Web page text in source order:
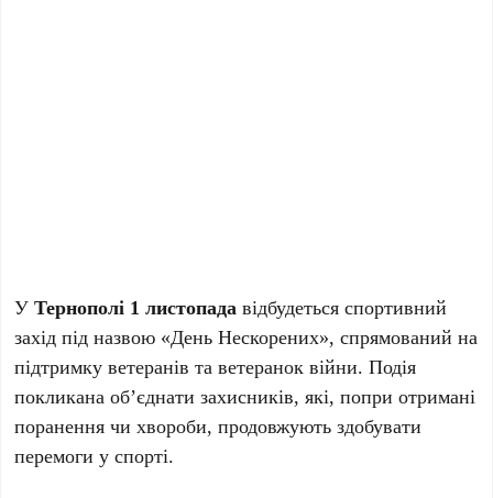
УТернополі 1 листопада відбудеться спортивний
захід під назвою «День Нескорених», спрямований на
підтримку ветеранів та ветеранок війни. Подія
покликана об’єднати захисників, які, попри отримані
поранення чи хвороби, продовжують здобувати
перемоги у спорті.